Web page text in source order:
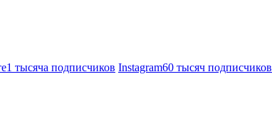
1 тысяча подписчиков Instagram60 тысяч подписчиков